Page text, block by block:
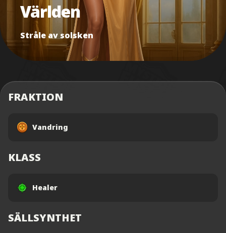
Världen
Stråle av solsken
FRAKTION
Vandring
KLASS
Healer
SÄLLSYNTHET